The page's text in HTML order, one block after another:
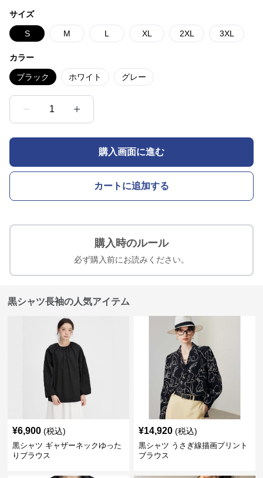
サイズ
S M L XL 2XL 3XL
カラー
ブラック ホワイト グレー
1
購入画面に進む
カートに追加する
購入時のルール
必ず購入前にお読みください。
黒シャツ長袖の人気アイテム
¥6,900 (税込)
黒シャツ ギャザーネックゆった
りブラウス
¥14,920 (税込)
黒シャツ うさぎ線描画プリント
ブラウス